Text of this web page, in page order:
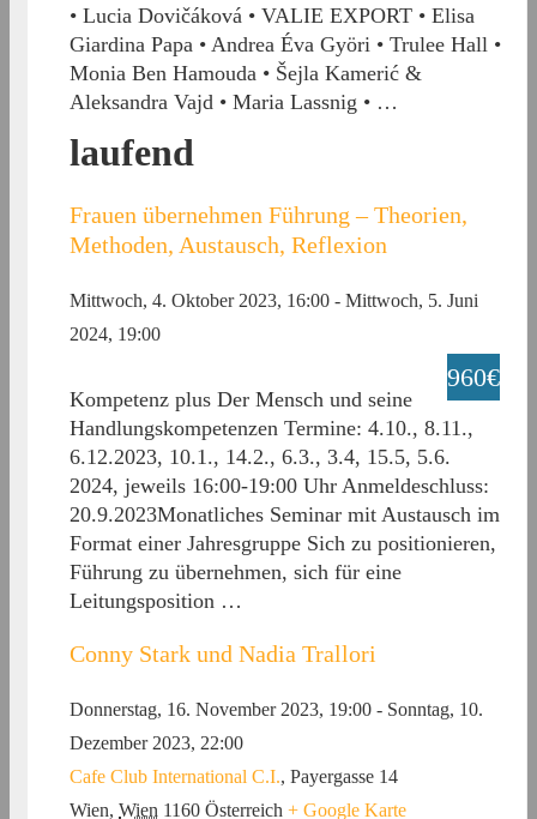
• Lucia Dovičáková • VALIE EXPORT • Elisa
Giardina Papa • Andrea Éva Györi • Trulee Hall •
Monia Ben Hamouda • Šejla Kamerić &
Aleksandra Vajd • Maria Lassnig • …
laufend
Frauen übernehmen Führung – Theorien,
Methoden, Austausch, Reflexion
Mittwoch, 4. Oktober 2023, 16:00 - Mittwoch, 5. Juni
2024, 19:00
960€
Kompetenz plus Der Mensch und seine
Handlungskompetenzen Termine: 4.10., 8.11.,
6.12.2023, 10.1., 14.2., 6.3., 3.4, 15.5, 5.6.
2024, jeweils 16:00-19:00 Uhr Anmeldeschluss:
20.9.2023Monatliches Seminar mit Austausch im
Format einer Jahresgruppe Sich zu positionieren,
Führung zu übernehmen, sich für eine
Leitungsposition …
Conny Stark und Nadia Trallori
Donnerstag, 16. November 2023, 19:00 - Sonntag, 10.
Dezember 2023, 22:00
Cafe Club International C.I., Payergasse 14
Wien, Wien 1160 Österreich + Google Karte